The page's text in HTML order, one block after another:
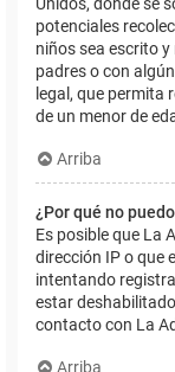
potenciales
niños sea escrito
padres o con
legal, que
de un menor de
Arriba
¿Por qué no
Es posible que La
dirección IP o que
intentando
estar
contacto con La
Arriba